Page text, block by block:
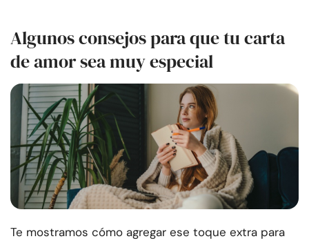
Algunos consejos para que tu carta
de amor sea muy especial
Te mostramos cómo agregar ese toque extra para